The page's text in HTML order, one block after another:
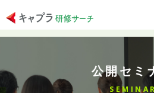
公開セミ
SEMINAR